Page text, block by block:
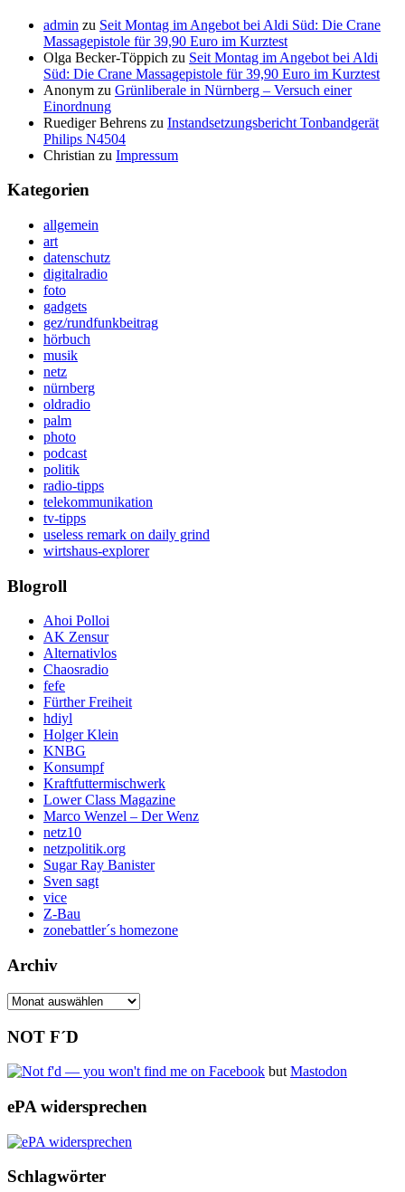
admin zu Seit Montag im Angebot bei Aldi Süd: Die Crane
Massagepistole für 39,90 Euro im Kurztest
Olga Becker-Töppich zu Seit Montag im Angebot bei Aldi
Süd: Die Crane Massagepistole für 39,90 Euro im Kurztest
Anonym zu Grünliberale in Nürnberg – Versuch einer
Einordnung
Ruediger Behrens zu Instandsetzungsbericht Tonbandgerät
Philips N4504
Christian zu Impressum
Kategorien
allgemein
art
datenschutz
digitalradio
foto
gadgets
gez/rundfunkbeitrag
hörbuch
musik
netz
nürnberg
oldradio
palm
photo
podcast
politik
radio-tipps
telekommunikation
tv-tipps
useless remark on daily grind
wirtshaus-explorer
Blogroll
Ahoi Polloi
AK Zensur
Alternativlos
Chaosradio
fefe
Fürther Freiheit
hdiyl
Holger Klein
KNBG
Konsumpf
Kraftfuttermischwerk
Lower Class Magazine
Marco Wenzel – Der Wenz
netz10
netzpolitik.org
Sugar Ray Banister
Sven sagt
vice
Z-Bau
zonebattler´s homezone
Archiv
Archiv
NOT F´D
but Mastodon
ePA widersprechen
Schlagwörter